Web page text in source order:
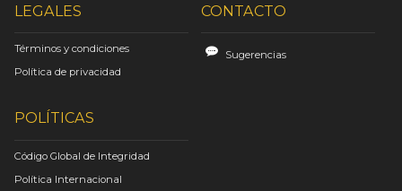
LEGALES
Términos y condiciones
Política de privacidad
CONTACTO
Sugerencias
POLÍTICAS
Código Global de Integridad
Política Internacional